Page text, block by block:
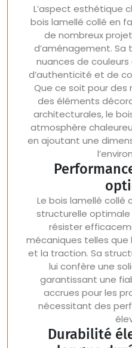
L’aspect esthétique
bois lamellé collé en
de nombreux
d’aménagement.
nuances de
d’authenticité et de
Que ce soit pour des
des éléments
architecturales, le
atmosphère
en ajoutant une
Le bois lamellé
structurelle
résister
mécaniques telles que
et la traction. Sa
lui confère une
garantissant une
accrues pour les
nécessitant des
Durabilité